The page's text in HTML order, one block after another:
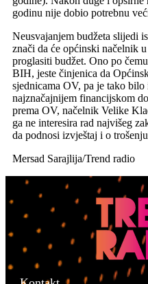
godinu nije dobio potrebnu
Neusvajanjem budžeta slijedi
znači da će općinski načelnik
proglasiti budžet. Ono po
BIH, jeste činjenica da
sjednicama OV, pa je tako
najznačajnijem financijskom
prema OV, načelnik Velike
ga ne interesira rad najvišeg
da podnosi izvještaj i o
Mersad Sarajlija/Trend radio